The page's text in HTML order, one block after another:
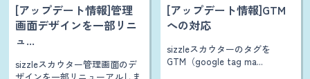
[アップデート情報]管理
画面デザインを一部リニ
ュ...
sizzleスカウター管理画面のデ
[アップデート情報]GTM
への対応
sizzleスカウターのタグを
GTM（google tag ma...